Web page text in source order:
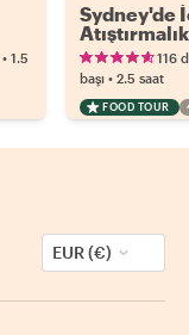
• 1.5
Sydney'de
116
başı • 2.5 saat
FOOD TOUR
EUR (€)